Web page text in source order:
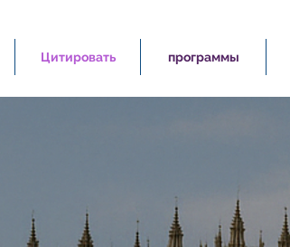
Цитировать программы